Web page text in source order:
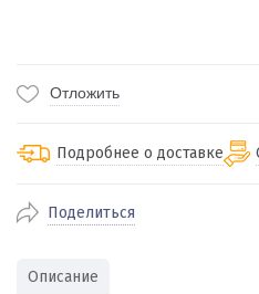
Отложить
Подробнее о доставке
По Екатеринбургу бесплатная
Поделиться
Описание